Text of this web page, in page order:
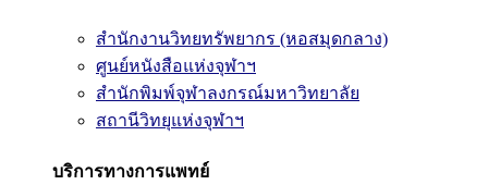
สำนักงานวิทยทรัพยากร (หอสมุดกลาง)
ศูนย์หนังสือแห่งจุฬาฯ
สำนักพิมพ์จุฬาลงกรณ์มหาวิทยาลัย
สถานีวิทยุแห่งจุฬาฯ
บริการทางการแพทย์